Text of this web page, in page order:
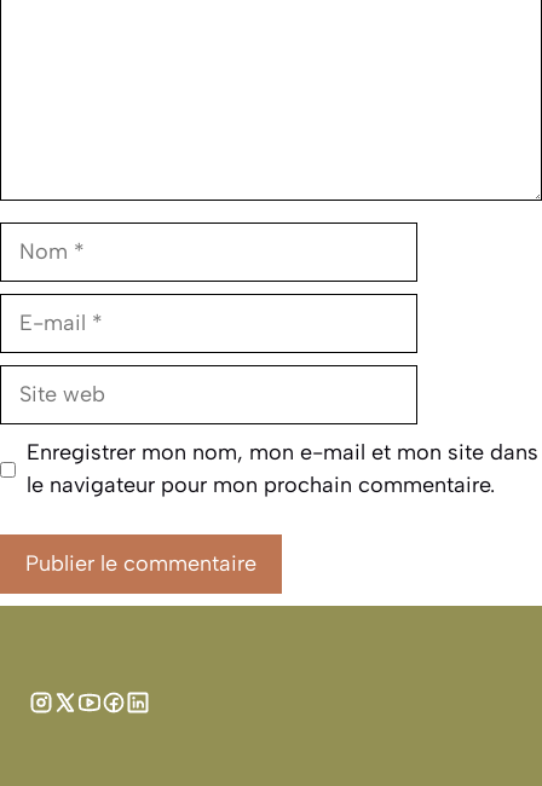
Nom
E-
Site
Enregistrer mon nom, mon e-mail et mon site dans
le navigateur pour mon prochain commentaire.